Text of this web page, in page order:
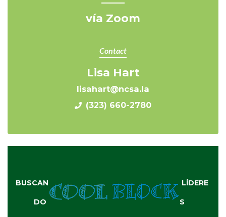
vía Zoom
Contact
Lisa Hart
lisahart@ncsa.la
(323) 660-2780
BUSCAN
DO
LÍDERE
S